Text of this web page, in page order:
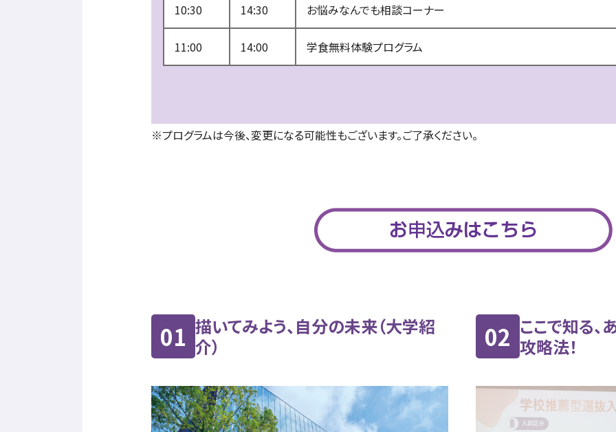
10:30 14:30 お悩みなんでも相談コーナー
11:00 14:00 学食無料体験プログラム
※プログラムは今後、変更になる可能性もございます。ご了承ください。
01 描いてみよう、自分の未来（大学紹
介）
02 ここで知る、
攻略法！